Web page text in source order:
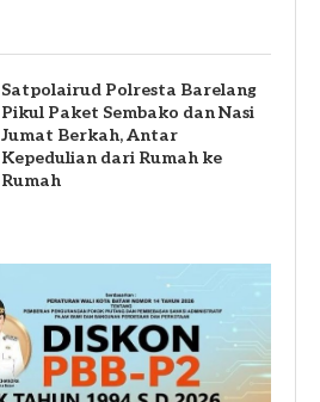
Satpolairud Polresta Barelang
Pikul Paket Sembako dan Nasi
Jumat Berkah, Antar
Kepedulian dari Rumah ke
Rumah